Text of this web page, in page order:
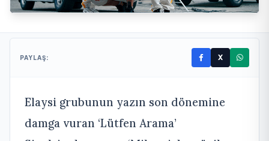
PAYLAŞ: X
Elaysi grubunun yazın son dönemine
damga vuran ‘Lütfen Arama’